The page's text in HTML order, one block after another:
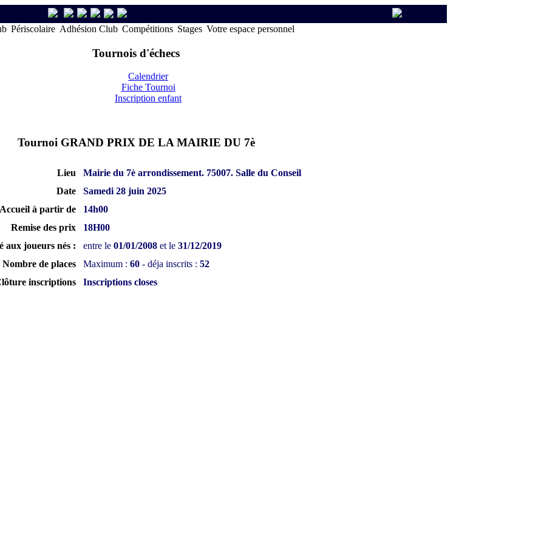
Périscolaire Adhésion Club Compétitions Stages Votre espace personnel
Tournois d'échecs
Calendrier
Fiche Tournoi
Inscription enfant
Tournoi GRAND PRIX DE LA MAIRIE DU 7è
Lieu
Mairie du 7è arrondissement. 75007. Salle du Conseil
Date
Samedi 28 juin 2025
Accueil à partir de
14h00
Remise des prix
18H00
aux joueurs nés :
entre le 01/01/2008 et le 31/12/2019
Nombre de places
Maximum : 60 - déja inscrits : 52
inscriptions
Inscriptions closes